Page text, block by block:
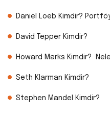
Daniel Loeb Kimdir?
David Tepper Kimdir?
Howard Marks Kimdir?
Seth Klarman Kimdir?
Stephen Mandel Kimdir?